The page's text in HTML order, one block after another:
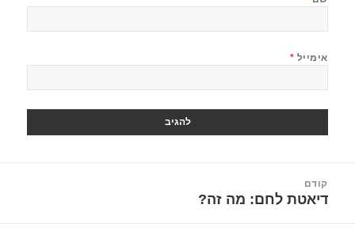
אימייל *
קודם
הפוסט
דיאטת לחם: מה זה?